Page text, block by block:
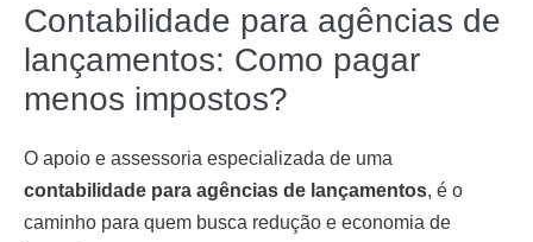
Contabilidade para agências de
lançamentos: Como pagar
menos impostos?
O apoio e assessoria especializada de uma
contabilidade para agências de lançamentos, é o
caminho para quem busca redução e economia de